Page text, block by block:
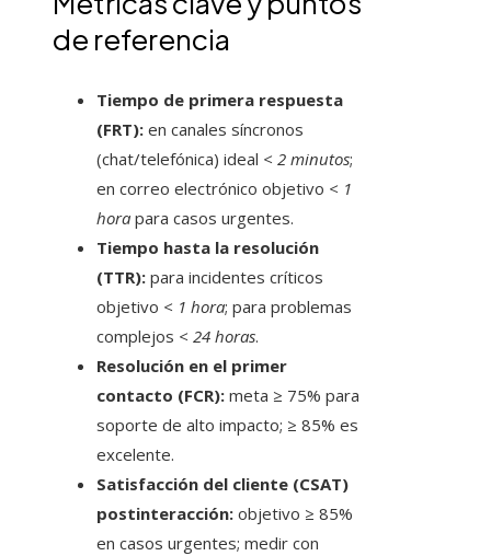
de referencia
Tiempo de primera respuesta
(FRT): en canales síncronos
(chat/telefónica) ideal < 2 minutos;
en correo electrónico objetivo < 1
hora para casos urgentes.
Tiempo hasta la resolución
(TTR): para incidentes críticos
objetivo < 1 hora; para problemas
complejos < 24 horas.
Resolución en el primer
contacto (FCR): meta ≥ 75% para
soporte de alto impacto; ≥ 85% es
excelente.
Satisfacción del cliente (CSAT)
postinteracción: objetivo ≥ 85%
en casos urgentes; medir con